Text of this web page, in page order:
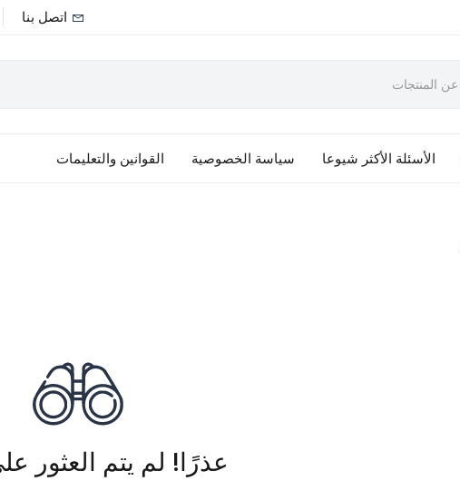
اتصل بنا
الأسئلة الأكثر شيوعا سياسة الخصوصية القوانين والتعليمات
عذرًا! لم يتم العثور